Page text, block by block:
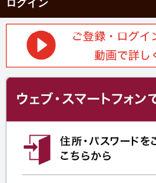
ログイン